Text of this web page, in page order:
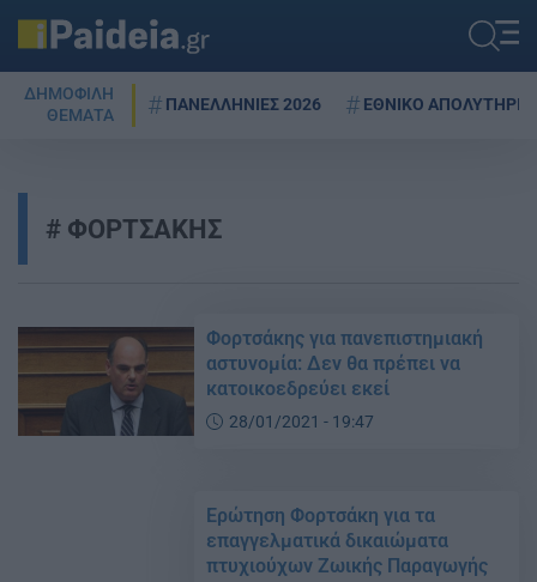
ΔΗΜΟΦΙΛΗ
ΘΕΜΑΤΑ
ΠΑΝΕΛΛΗΝΙΕΣ 2026 ΕΘΝΙΚΟ ΑΠΟΛΥΤΗΡΙΟ
ΦΟΡΤΣΑΚΗΣ
Φορτσάκης για πανεπιστημιακή
αστυνομία: Δεν θα πρέπει να
κατοικοεδρεύει εκεί
28/01/2021 - 19:47
Ερώτηση Φορτσάκη για τα
επαγγελματικά δικαιώματα
πτυχιούχων Ζωικής Παραγωγής